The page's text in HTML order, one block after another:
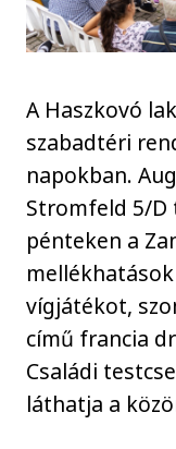
A Haszkovó
szabadtéri
napokban.
Stromfeld 5/
pénteken a
vígjátékot,
című francia
Családi
láthatja a